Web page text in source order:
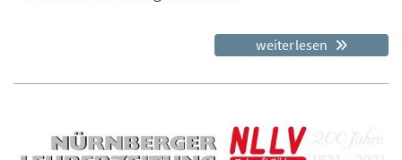
weiterlesen